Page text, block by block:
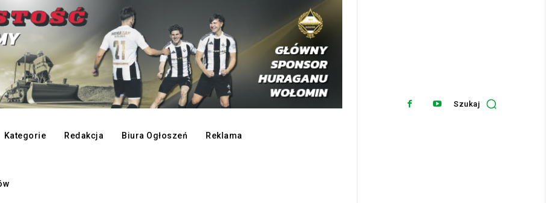
Kategorie Redakcja Biura Ogłoszeń Reklama
Szukaj